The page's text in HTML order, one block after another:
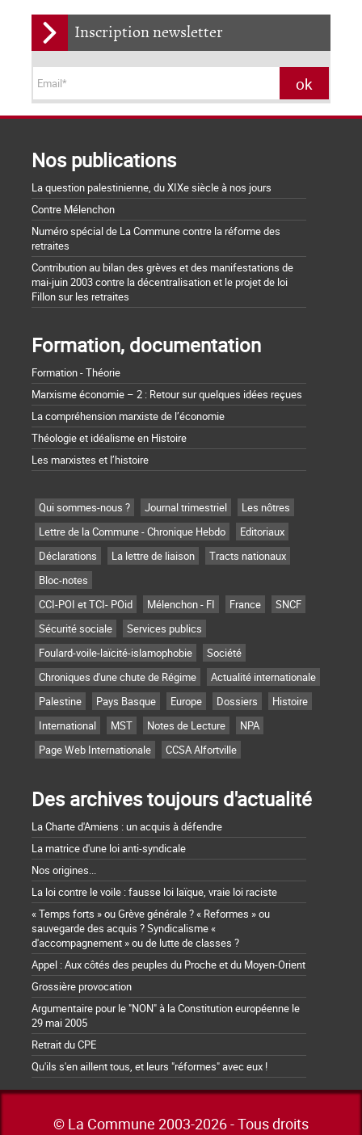
Inscription newsletter
Nos publications
La question palestinienne, du XIXe siècle à nos jours
Contre Mélenchon
Numéro spécial de La Commune contre la réforme des
retraites
Contribution au bilan des grèves et des manifestations de
mai-juin 2003 contre la décentralisation et le projet de loi
Fillon sur les retraites
Formation, documentation
Formation - Théorie
Marxisme économie – 2 : Retour sur quelques idées reçues
La compréhension marxiste de l’économie
Théologie et idéalisme en Histoire
Les marxistes et l’histoire
Qui sommes-nous ? Journal trimestriel
Les nôtres
Lettre de la Commune - Chronique Hebdo
Editoriaux
Déclarations
La lettre de liaison
Tracts nationaux
Bloc-notes
CCI-POI et TCI- POid
Mélenchon - FI France
SNCF
Sécurité sociale
Services publics
Foulard-voile-laïcité-islamophobie
Société
Chroniques d'une chute de Régime
Actualité internationale
Palestine
Pays Basque Europe Dossiers
Histoire
International
MST Notes de Lecture
NPA
Page Web Internationale
CCSA Alfortville
Des archives toujours d'actualité
La Charte d'Amiens : un acquis à défendre
La matrice d'une loi anti-syndicale
Nos origines...
La loi contre le voile : fausse loi laïque, vraie loi raciste
« Temps forts » ou Grève générale ? « Reformes » ou
sauvegarde des acquis ? Syndicalisme «
d'accompagnement » ou de lutte de classes ?
Appel : Aux côtés des peuples du Proche et du Moyen-Orient
Grossière provocation
Argumentaire pour le "NON" à la Constitution européenne le
29 mai 2005
Retrait du CPE
Qu'ils s'en aillent tous, et leurs "réformes" avec eux !
© La Commune 2003-2026 - Tous droits